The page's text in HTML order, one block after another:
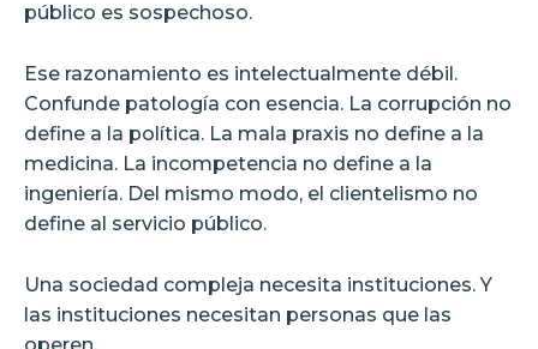
público es sospechoso.
Ese razonamiento es intelectualmente débil.
Confunde patología con esencia. La corrupción no
define a la política. La mala praxis no define a la
medicina. La incompetencia no define a la
ingeniería. Del mismo modo, el clientelismo no
define al servicio público.
Una sociedad compleja necesita instituciones. Y
las instituciones necesitan personas que las